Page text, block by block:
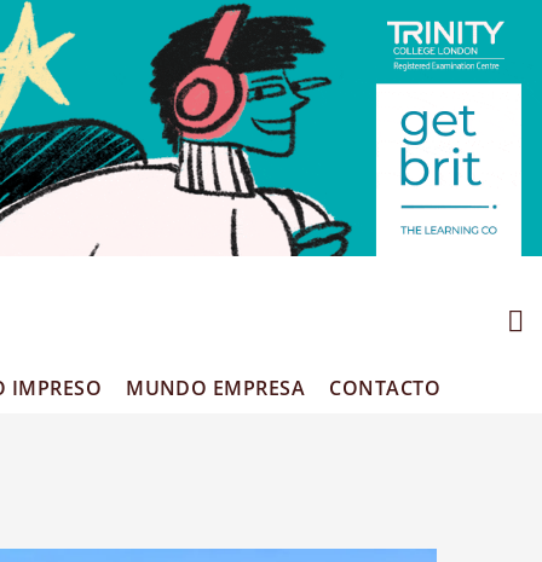
IMPRESO MUNDO EMPRESA CONTACTO